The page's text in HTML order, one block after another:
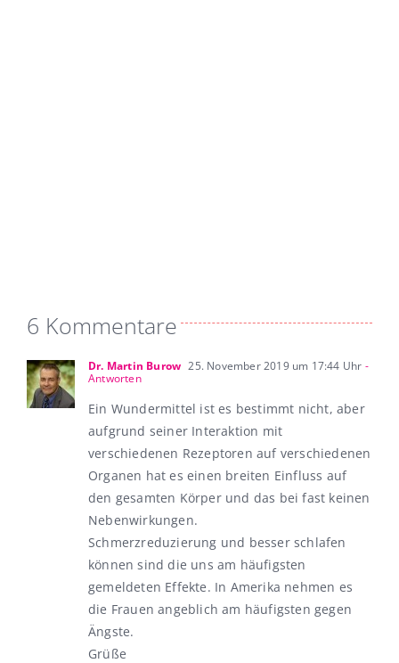
6 Kommentare
Dr. Martin Burow 25. November 2019 um 17:44 Uhr -
Antworten
Ein Wundermittel ist es bestimmt nicht, aber
aufgrund seiner Interaktion mit
verschiedenen Rezeptoren auf verschiedenen
Organen hat es einen breiten Einfluss auf
den gesamten Körper und das bei fast keinen
Nebenwirkungen.
Schmerzreduzierung und besser schlafen
können sind die uns am häufigsten
gemeldeten Effekte. In Amerika nehmen es
die Frauen angeblich am häufigsten gegen
Ängste.
Grüße